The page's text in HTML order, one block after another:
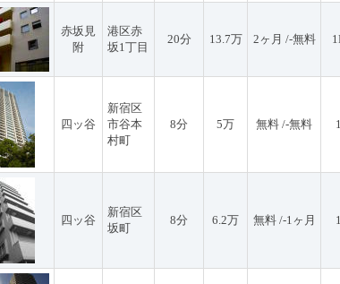
赤坂見
附
港区赤
坂1丁目
20分 13.7万 2ヶ月 /-無料
四ッ谷
新宿区
市谷本
村町
8分 5万 無料 /-無料
四ッ谷
新宿区
坂町
8分 6.2万 無料 /-1ヶ月